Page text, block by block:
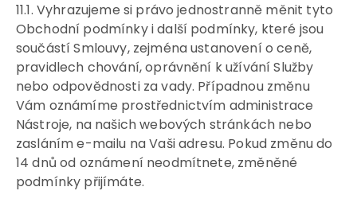
11.1. Vyhrazujeme si právo jednostranně měnit tyto
Obchodní podmínky i další podmínky, které jsou
součástí Smlouvy, zejména ustanovení o ceně,
pravidlech chování, oprávnění k užívání Služby
nebo odpovědnosti za vady. Případnou změnu
Vám oznámíme prostřednictvím administrace
Nástroje, na našich webových stránkách nebo
zasláním e-mailu na Vaši adresu. Pokud změnu do
14 dnů od oznámení neodmítnete, změněné
podmínky přijímáte.